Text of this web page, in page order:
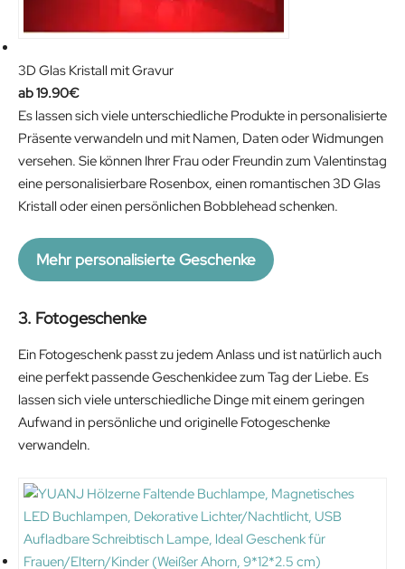
3D Glas Kristall mit Gravur
19.90€
Es lassen sich viele unterschiedliche Produkte in personalisierte
Präsente verwandeln und mit Namen, Daten oder Widmungen
versehen. Sie können Ihrer Frau oder Freundin zum Valentinstag
eine personalisierbare Rosenbox, einen romantischen 3D Glas
Kristall oder einen persönlichen Bobblehead schenken.
Mehr personalisierte Geschenke
3. Fotogeschenke
Ein Fotogeschenk passt zu jedem Anlass und ist natürlich auch
eine perfekt passende Geschenkidee zum Tag der Liebe. Es
lassen sich viele unterschiedliche Dinge mit einem geringen
Aufwand in persönliche und originelle Fotogeschenke
verwandeln.